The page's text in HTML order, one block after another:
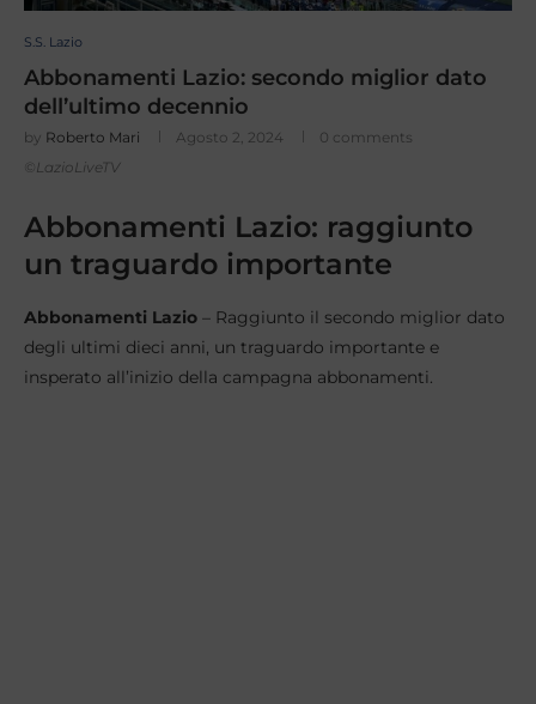
S.S. Lazio
Abbonamenti Lazio: secondo miglior dato
dell’ultimo decennio
by Roberto Mari Agosto 2, 2024
0 comments
©LazioLiveTV
Abbonamenti Lazio: raggiunto
un traguardo importante
Abbonamenti Lazio – Raggiunto il secondo miglior dato
degli ultimi dieci anni, un traguardo importante e
insperato all’inizio della campagna abbonamenti.